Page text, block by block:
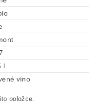
l
víno
položce.